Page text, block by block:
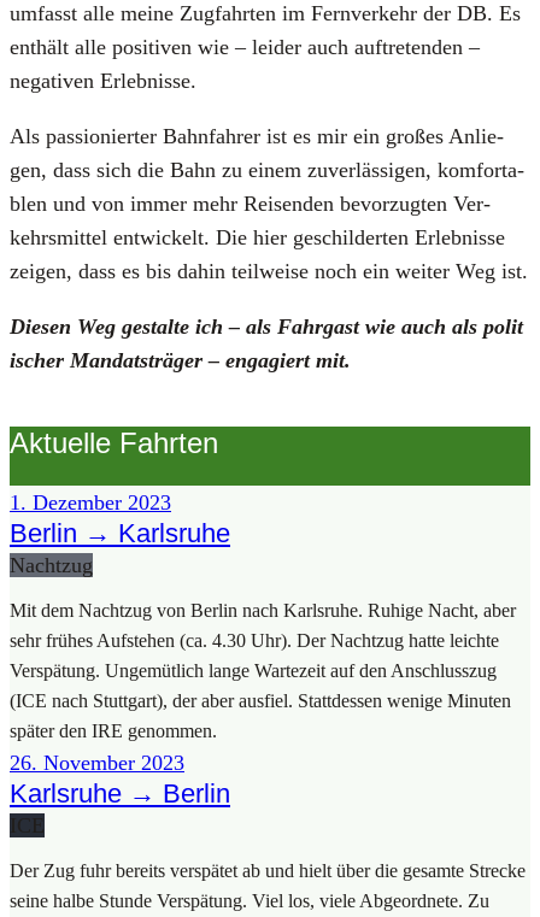
umfasst alle mei­ne Zug­fahr­ten im Fern­ver­kehr der DB. Es
ent­hält alle posi­ti­ven wie – lei­der auch auf­tre­ten­den –
nega­ti­ven Erleb­nis­se.
Als pas­sio­nier­ter Bahn­fah­rer ist es mir ein gro­ßes Anlie­
gen, dass sich die Bahn zu einem zuver­läs­si­gen, kom­for­ta­
blen und von immer mehr Rei­sen­den bevor­zug­ten Ver­
kehrs­mit­tel ent­wi­ckelt. Die hier geschil­der­ten Erleb­nis­se
zei­gen, dass es bis dahin teil­wei­se noch ein wei­ter Weg ist.
Die­sen Weg gestal­te ich – als Fahr­gast wie auch als poli­t
i­scher Man­dats­trä­ger – enga­giert mit.
Aktuelle Fahrten
1. Dezem­ber 2023
Berlin → Karlsruhe
Nacht­zug
Mit dem Nacht­zug von Ber­lin nach Karls­ru­he. Ruhi­ge Nacht, aber
sehr frü­hes Auf­ste­hen (ca. 4.30 Uhr). Der Nacht­zug hat­te leich­te
Ver­spä­tung. Unge­müt­lich lan­ge War­te­zeit auf den Anschluss­zug
(ICE nach Stutt­gart), der aber aus­fiel. Statt­des­sen weni­ge Minu­ten
spä­ter den IRE genom­men.
26. Novem­ber 2023
Karlsruhe → Berlin
ICE
Der Zug fuhr bereits ver­spä­tet ab und hielt über die gesam­te Stre­cke
sei­ne hal­be Stun­de Ver­spä­tung. Viel los, vie­le Abge­ord­ne­te. Zu